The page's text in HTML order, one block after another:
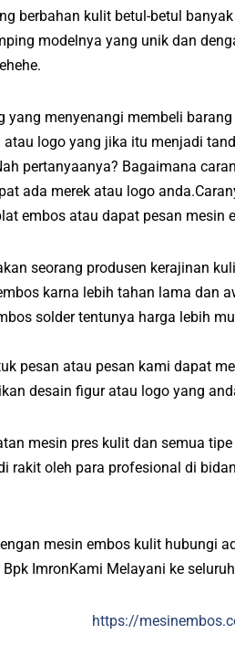
berbahan kulit betul-betul
modelnya yang unik dan
yang menyenangi membeli
logo yang jika itu menjadi
pertanyaanya? Bagaimana
ada merek atau logo
embos atau dapat pesan mesin
seorang produsen kerajinan
karna lebih tahan lama dan
solder tentunya harga lebih
pesan atau pesan kami dapat
desain figur atau logo yang
mesin pres kulit dan semua
rakit oleh para profesional di
mesin embos kulit hubungi
ImronKami Melayani ke
https://